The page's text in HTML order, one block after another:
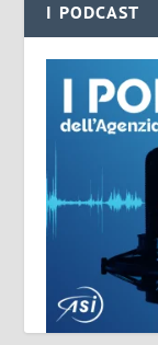
I PODCAST